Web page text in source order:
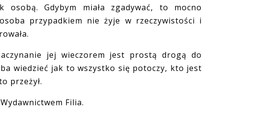
osobą. Gdybym miała zgadywać, to mocno
przypadkiem nie żyje w rzeczywistości i
jej wieczorem jest prostą drogą do
wiedzieć jak to wszystko się potoczy, kto jest
przeżył.
Filia.